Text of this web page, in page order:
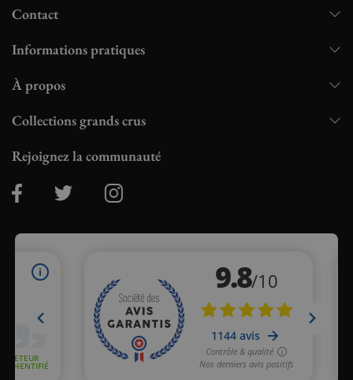
Contact
Informations pratiques
À propos
Collections grands crus
Rejoignez la communauté